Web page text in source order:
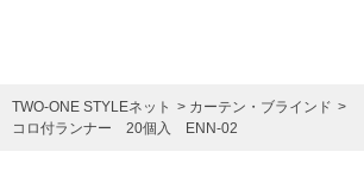
TWO-ONE STYLEネット
カーテン・ブラインド
コロ付ランナー 20個入 ENN-02